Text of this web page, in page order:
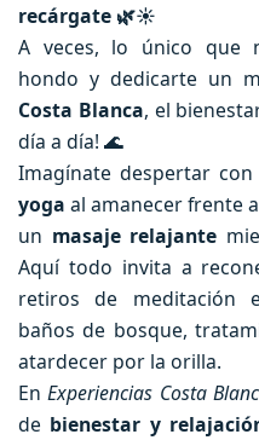
recárgate 🌿☀️
A veces, lo único que
hondo y dedicarte un
Costa Blanca, el
día a día! 🌊
Imagínate despertar
yoga al amanecer frente
un masaje relajante
Aquí todo invita a
retiros de meditación
baños de bosque,
atardecer por la orilla.
EnExperiencias Costa
de bienestar y